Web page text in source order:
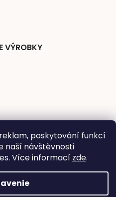
poskytování funkcí
naší návštěvnosti
Více informací zde.
VÝROBKY